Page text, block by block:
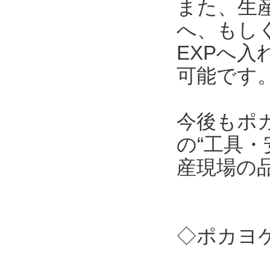
また、生
へ、もし
EXPへ入
可能です
今後もポ
の“工具
産現場の
◇ポカヨ